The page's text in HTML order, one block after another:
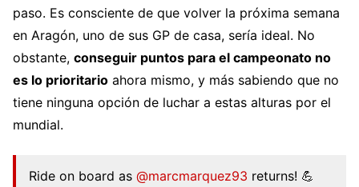
paso. Es consciente de que volver la próxima semana
en Aragón, uno de sus GP de casa, sería ideal. No
obstante, conseguir puntos para el campeonato no
es lo prioritario ahora mismo, y más sabiendo que no
tiene ninguna opción de luchar a estas alturas por el
mundial.
Ride on board as @marcmarquez93 returns! 💪